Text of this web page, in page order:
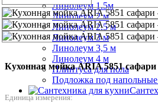
Линолеум 1.5м
Линолеум 2 м
Линолеум 2,5 м
Линолеум 3 м
Линолеум 3,5 м
Линолеум 4 м
Плинтуса для пола
Подложка под
Кухонная мойка ARIA 5851 сафари
Единица измерения: